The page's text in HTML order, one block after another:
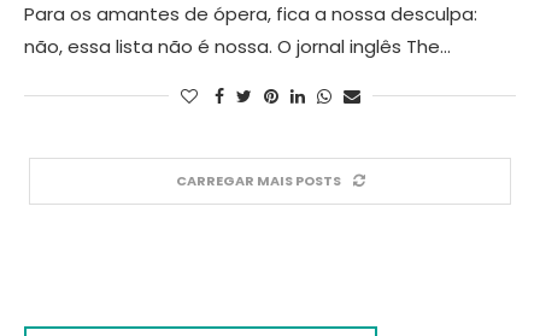
Para os amantes de ópera, fica a nossa desculpa:
não, essa lista não é nossa. O jornal inglês The…
CARREGAR MAIS POSTS